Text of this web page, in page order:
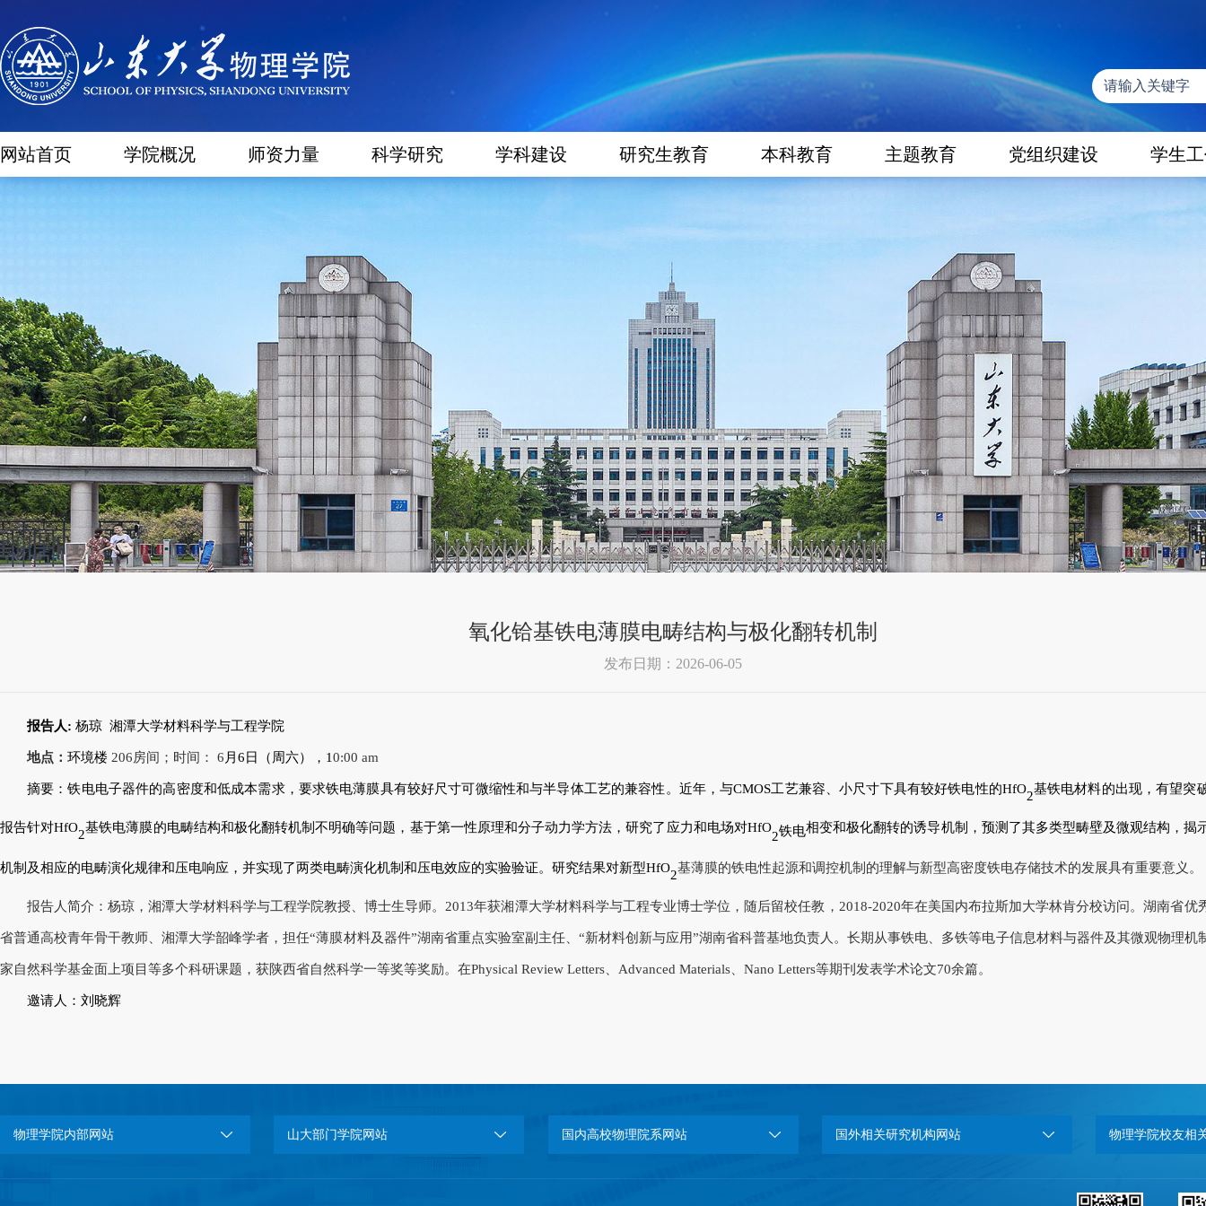
网站首页 学院概况 师资力量 科学研究 学科建设 研究生教育 本科教育 主题教育 党组织建设 学生
氧化铪基铁电薄膜电畴结构与极化翻转机制
发布日期：2026-06-05
报告人: 杨琼 湘潭大学材料科学与工程学院
地点： 环境楼 206房间；时间： 6月6日（周六），10:00 am
摘要：铁电电子器件的高密度和低成本需求，要求铁电薄膜具有较好尺寸可微缩性和与半导体工艺的兼容性。近年，与CMOS工艺兼容、小尺寸下具有较好铁电性的HfO2基铁电材料的出现，有望突
报告针对HfO2基铁电薄膜的电畴结构和极化翻转机制不明确等问题，基于第一性原理和分子动力学方法，研究了应力和电场对HfO
2铁电相变和极化翻转的诱导机制，预测了其多类型畴壁及微观结构，揭
机制及相应的电畴演化规律和压电响应，并实现了两类电畴演化机制和压电效应的实验验证。研究结果对新型HfO2基薄膜的铁电性起源和调控机制的理解与新型高密度铁电存储技术的发展具有重要意义。
报告人简介：杨琼，湘潭大学材料科学与工程学院教授、博士生导师。2013年获湘潭大学材料科学与工程专业博士学位，随后留校任教，2018-2020年在美国内布拉斯加大学林肯分校访问。湖南省优
省普通高校青年骨干教师、湘潭大学韶峰学者，担任“薄膜材料及器件”湖南省重点实验室副主任、“新材料创新与应用”湖南省科普基地负责人。长期从事铁电、多铁等电子信息材料与器件及其微观物理机
家自然科学基金面上项目等多个科研课题，获陕西省自然科学一等奖等奖励。在Physical Review Letters、Advanced Materials、Nano Letters等期刊发表学术论文70余篇。
邀请人：刘晓辉
物理学院内部网站 山大部门学院网站 国内高校物理院系网站 国外相关研究机构网站 物理学院校友相